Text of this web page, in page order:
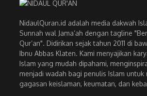
NidaulQuran.id adalah media dakwah
Sunnah wal Jama’ah dengan tagline
Qur’an". Didirikan sejak tahun 2011 di
Ibnu Abbas Klaten. Kami menyajikan
Islam yang mudah dipahami,
menjadi wadah bagi penulis Islam untuk
gagasan keislaman, keumatan, dan